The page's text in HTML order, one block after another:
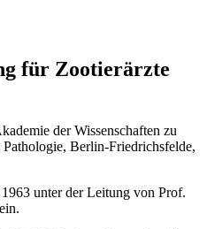
für Zootierärzte
der Wissenschaften zu
Berlin-Friedrichsfelde,
unter der Leitung von Prof.